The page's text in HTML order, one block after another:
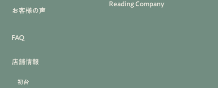
お客様の声
FAQ
店舗情報
初台
Reading Company